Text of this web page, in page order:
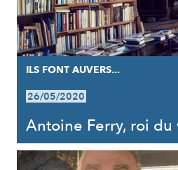
ILS FONT AUVERS...
26/05/2020
Antoine Ferry, roi